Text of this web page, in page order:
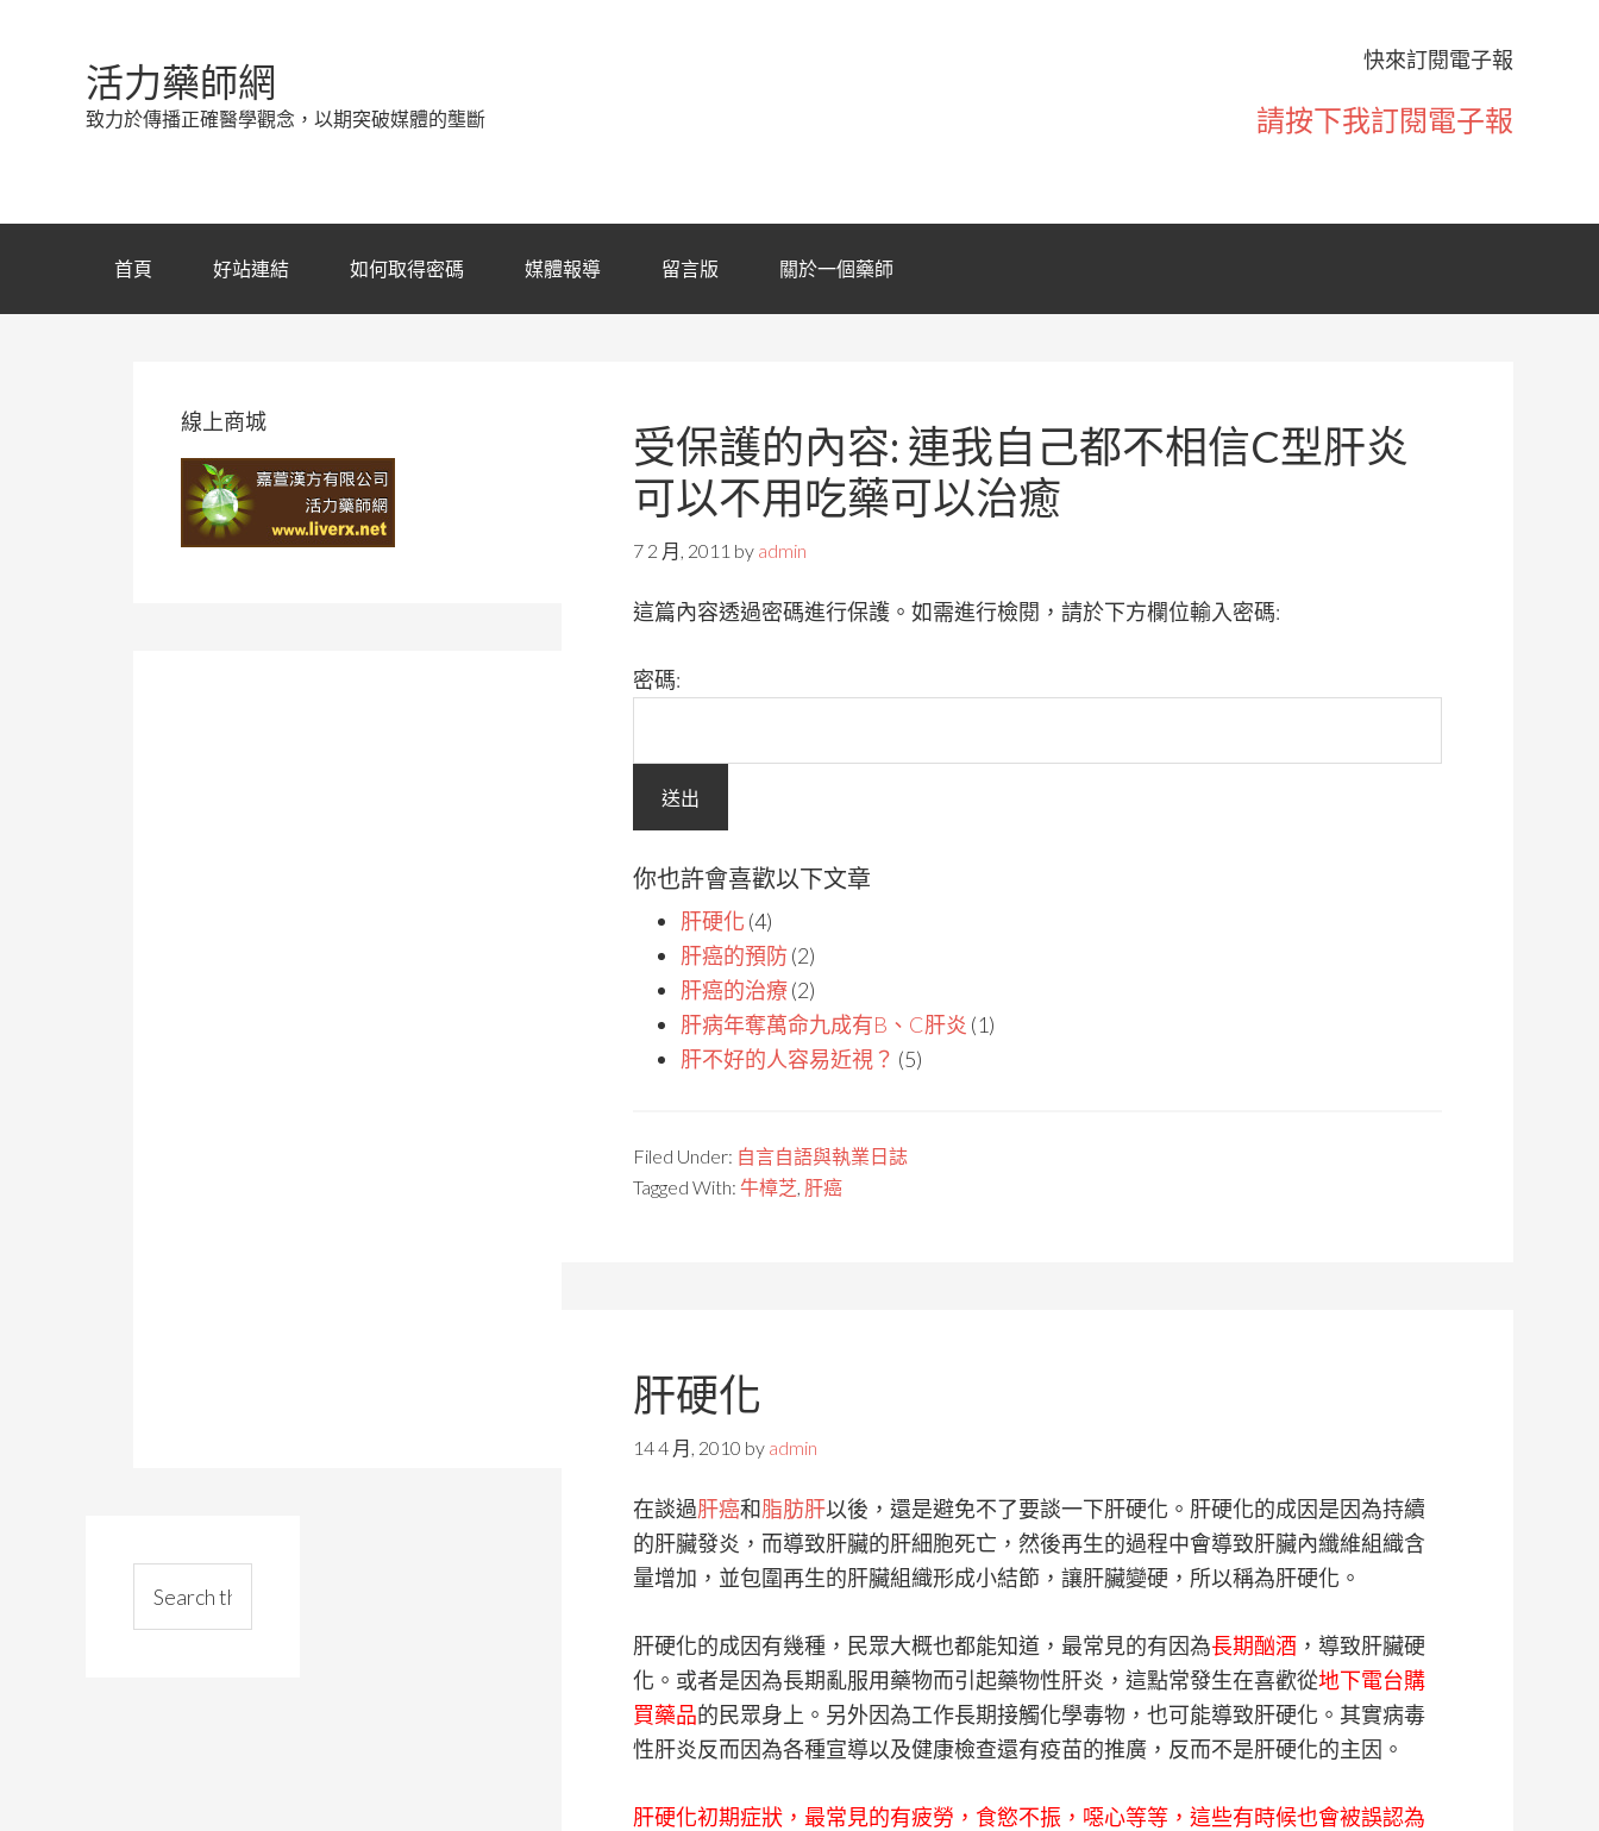
活力藥師網
致力於傳播正確醫學觀念，以期突破媒體的壟斷
快來訂閱電子報
請按下我訂閱電子報
首頁 好站連結 如何取得密碼 媒體報導 留言版 關於一個藥師
受保護的內容: 連我自己都不相信C型肝炎
可以不用吃藥可以治癒
7 2 月, 2011 by admin
這篇內容透過密碼進行保護。如需進行檢閱，請於下方欄位輸入密碼:
密碼:
你也許會喜歡以下文章
肝硬化 (4)
肝癌的預防(2)
肝癌的治療(2)
肝病年奪萬命九成有B、C肝炎 (1)
肝不好的人容易近視？ (5)
Filed Under: 自言自語與執業日誌
Tagged With: 牛樟芝, 肝癌
肝硬化
14 4 月, 2010 by admin
在談過肝癌和脂肪肝以後，還是避免不了要談一下肝硬化。肝硬化的成因是因為持續
的肝臟發炎，而導致肝臟的肝細胞死亡，然後再生的過程中會導致肝臟內纖維組織含
量增加，並包圍再生的肝臟組織形成小結節，讓肝臟變硬，所以稱為肝硬化。
肝硬化的成因有幾種，民眾大概也都能知道，最常見的有因為長期酗酒 ，導致肝臟硬
化。或者是因為長期亂服用藥物而引起藥物性肝炎，這點常發生在喜歡從地下電台購
買藥品的民眾身上。另外因為工作長期接觸化學毒物，也可能導致肝硬化。其實病毒
性肝炎反而因為各種宣導以及健康檢查還有疫苗的推廣，反而不是肝硬化的主因。
肝硬化初期症狀，最常見的有疲勞，食慾不振，噁心等等，這些有時候也會被誤認為
線上商城